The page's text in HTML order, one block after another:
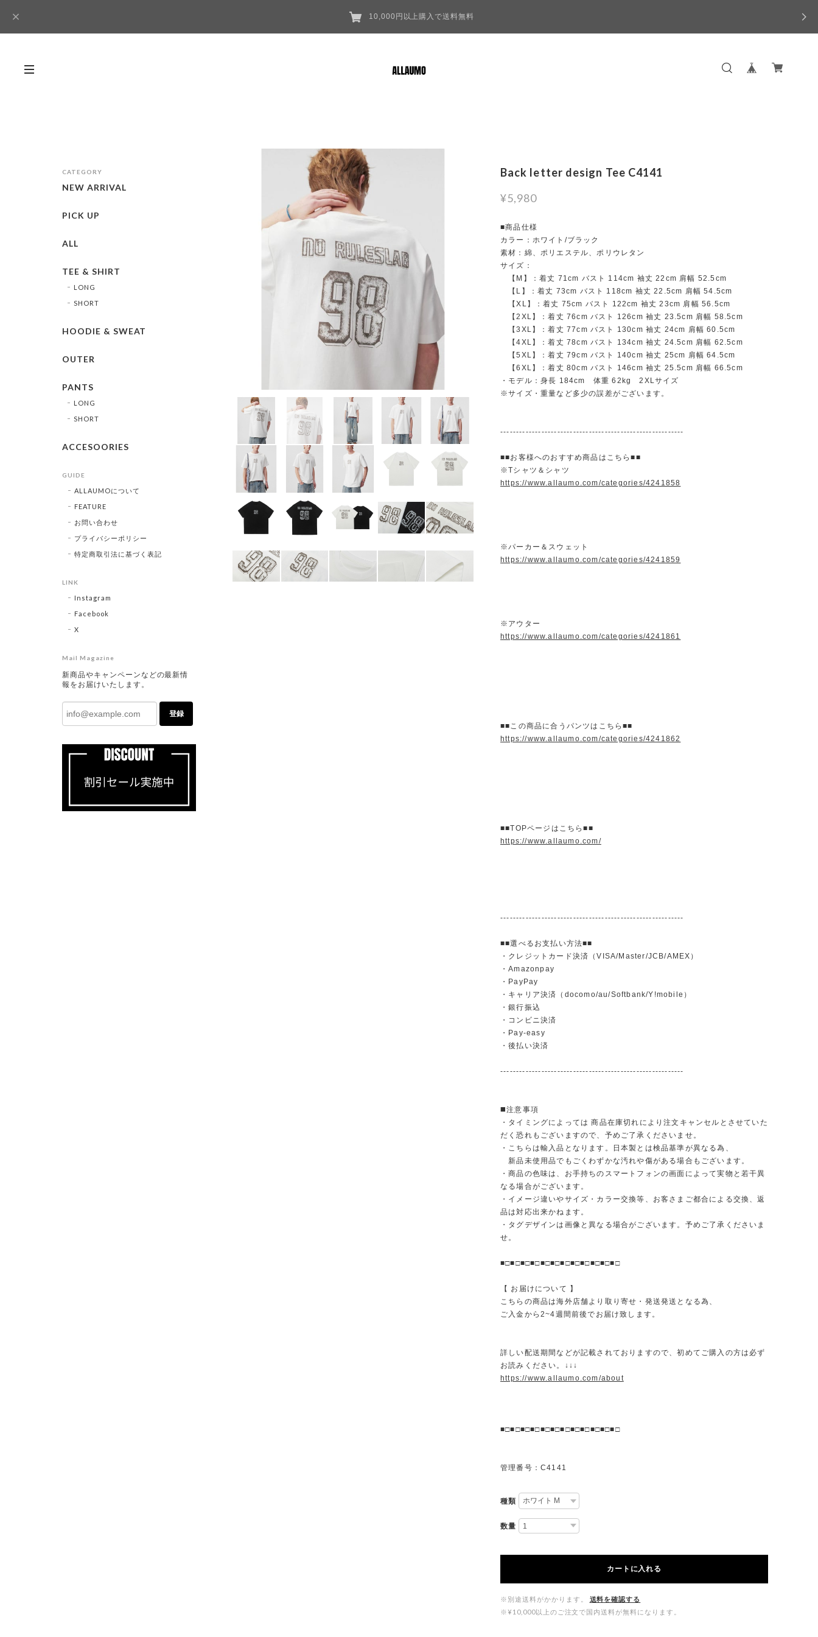
10,000円以上購入で送料無料
Back letter design Tee C4141
¥5,980
■商品仕様
カラー：ホワイト/ブラック
素材：綿、ポリエステル、ポリウレタン
サイズ：
【M】：着丈 71cm バスト 114cm 袖丈 22cm 肩幅 52.5cm
【L】：着丈 73cm バスト 118cm 袖丈 22.5cm 肩幅 54.5cm
【XL】：着丈 75cm バスト 122cm 袖丈 23cm 肩幅 56.5cm
【2XL】：着丈 76cm バスト 126cm 袖丈 23.5cm 肩幅 58.5cm
【3XL】：着丈 77cm バスト 130cm 袖丈 24cm 肩幅 60.5cm
【4XL】：着丈 78cm バスト 134cm 袖丈 24.5cm 肩幅 62.5cm
【5XL】：着丈 79cm バスト 140cm 袖丈 25cm 肩幅 64.5cm
【6XL】：着丈 80cm バスト 146cm 袖丈 25.5cm 肩幅 66.5cm
・モデル：身長 184cm 体重 62kg 2XLサイズ
※サイズ・重量など多少の誤差がございます。
----------------------------------------------------------
■■お客様へのおすすめ商品はこちら■■
※Tシャツ＆シャツ
https://www.allaumo.com/categories/4241858
※パーカー＆スウェット
https://www.allaumo.com/categories/4241859
※アウター
https://www.allaumo.com/categories/4241861
■■この商品に合うパンツはこちら■■
https://www.allaumo.com/categories/4241862
■■TOPページはこちら■■
https://www.allaumo.com/
----------------------------------------------------------
■■選べるお支払い方法■■
・クレジットカード決済（VISA/Master/JCB/AMEX）
・Amazonpay
・PayPay
・キャリア決済（docomo/au/Softbank/Y!mobile）
・銀行振込
・コンビニ決済
・Pay-easy
・後払い決済
----------------------------------------------------------
◼️注意事項
・タイミングによっては 商品在庫切れにより注文キャンセルとさせていた
だく恐れもございますので、予めご了承くださいませ。
・こちらは輸入品となります。日本製とは検品基準が異なる為、
新品未使用品でもごくわずかな汚れや傷がある場合もございます。
・商品の色味は、お手持ちのスマートフォンの画面によって実物と若干異
なる場合がございます。
・イメージ違いやサイズ・カラー交換等、お客さまご都合による交換、返
品は対応出来かねます。
・タグデザインは画像と異なる場合がございます。予めご了承くださいま
せ。
■□■□■□■□■□■□■□■□■□■□■□■□
【 お届けについて 】
こちらの商品は海外店舗より取り寄せ・発送発送となる為、
ご入金から2~4週間前後でお届け致します。
詳しい配送期間などが記載されておりますので、初めてご購入の方は必ず
お読みください。↓↓↓
https://www.allaumo.com/about
■□■□■□■□■□■□■□■□■□■□■□■□
管理番号：C4141
種類
数量
カートに入れる
※別途送料がかかります。
送料を確認する
※¥10,000以上のご注文で国内送料が無料になります。
CATEGORY
NEW ARRIVAL
PICK UP
ALL
TEE & SHIRT
LONG
SHORT
HOODIE & SWEAT
OUTER
PANTS
LONG
SHORT
ACCESOORIES
GUIDE
ALLAUMOについて
FEATURE
お問い合わせ
プライバシーポリシー
特定商取引法に基づく表記
LINK
Instagram
Facebook
X
Mail Magazine
新商品やキャンペーンなどの最新情
報をお届けいたします。
登録